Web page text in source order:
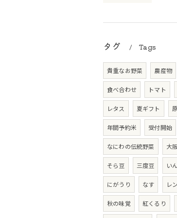
タグ Tags
貴重なお野菜 農産物
食べ合わせ トマト
レタス 夏ギフト
年間予約米 受付開始
なにわの伝統野菜 大
そら豆 三度豆 い
にがうり なす レ
秋の味覚 紅くるり